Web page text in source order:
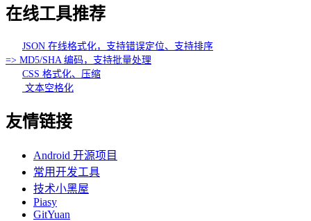
在线工具推荐
JSON 在线格式化，支持错误定位、支持排序
=> MD5/SHA 编码，支持批量处理
CSS 格式化、压缩
文本空格化
友情链接
Android 开源项目
常用开发工具
技术小黑屋
Piasy
GitYuan